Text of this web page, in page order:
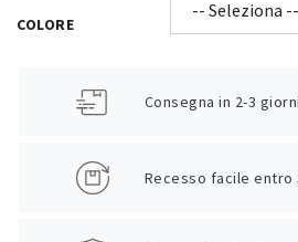
COLORE
Consegna in 2-3
Recesso facile entro